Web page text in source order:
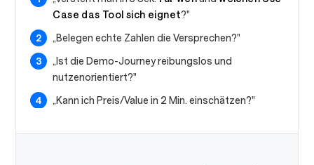
Case das Tool sich eignet?"
„Belegen echte Zahlen die Versprechen?"
„Ist die Demo-Journey reibungslos und
nutzenorientiert?"
„Kann ich Preis/Value in 2 Min. einschätzen?"